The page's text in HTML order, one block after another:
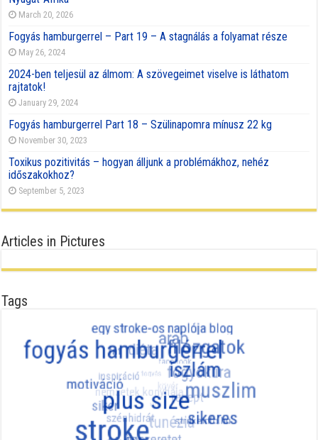
March 20, 2026
Fogyás hamburgerrel – Part 19 – A stagnálás a folyamat része
May 26, 2024
2024-ben teljesül az álmom: A szövegeimet viselve is láthatom
rajtatok!
January 29, 2024
Fogyás hamburgerrel Part 18 – Szülinapomra mínusz 22 kg
November 30, 2023
Toxikus pozitivitás – hogyan álljunk a problémákhoz, nehéz
időszakokhoz?
September 5, 2023
Articles in Pictures
Tags